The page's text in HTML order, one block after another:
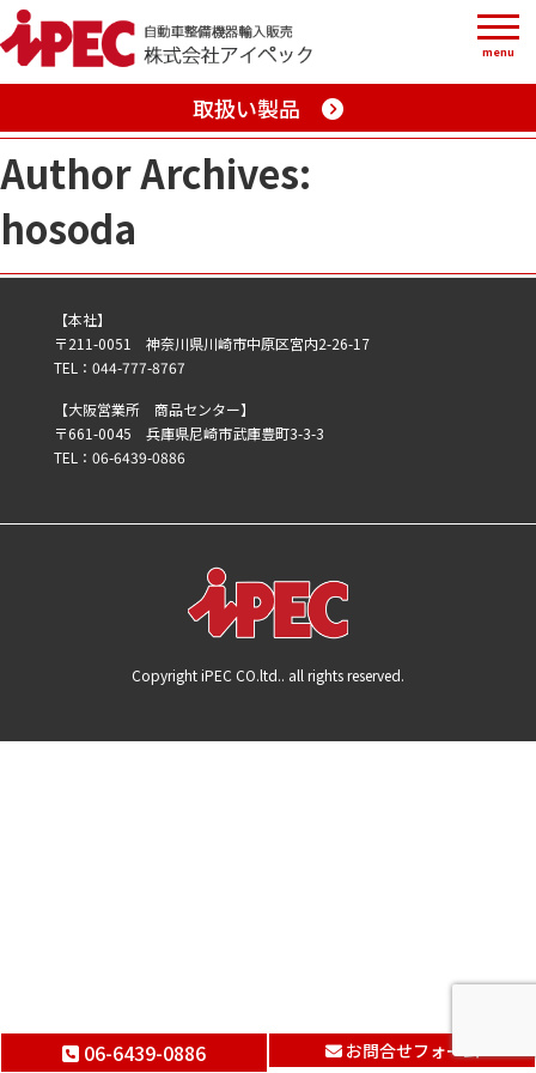
menu
取扱い製品
Author Archives:
hosoda
【本社】
〒211-0051 神奈川県川崎市中原区宮内2-26-17
TEL：044-777-8767
【大阪営業所 商品センター】
〒661-0045 兵庫県尼崎市武庫豊町3-3-3
TEL：06-6439-0886
Copyright iPEC CO.ltd.. all rights reserved.
06-6439-0886 お問合せフォーム